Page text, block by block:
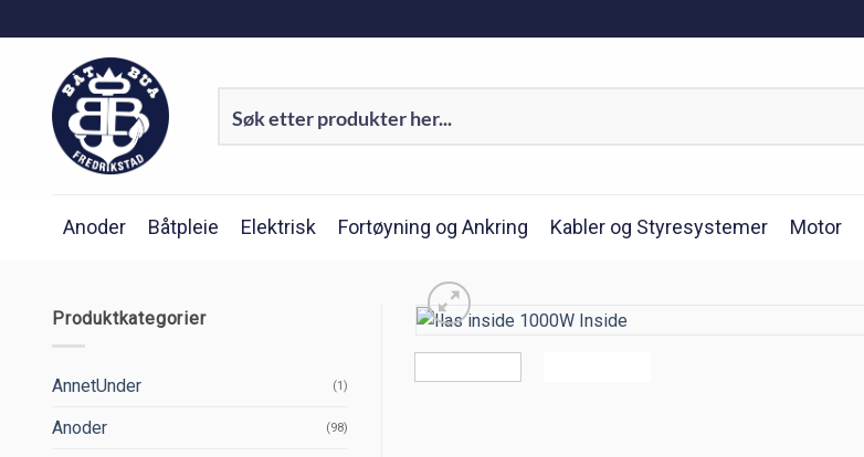
to
Anoder Båtpleie Elektrisk Fortøyning og Ankring Kabler og Styresystemer Motor
Produktkategorier
AnnetUnder (1)
Anoder (98)